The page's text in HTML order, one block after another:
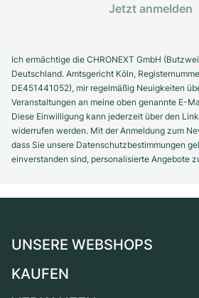
Jetzt anmelden
Ich ermächtige die CHRONEXT GmbH
Deutschland. Amtsgericht Köln,
DE451441052), mir regelmäßig Neuigkeiten
Veranstaltungen an meine oben genannte E-
Diese Einwilligung kann jederzeit über den
widerrufen werden. Mit der Anmeldung zum
dass Sie unsere Datenschutzbestimmungen
einverstanden sind, personalisierte Angebote
UNSERE WEBSHOPS
Deutschland
KAUFEN